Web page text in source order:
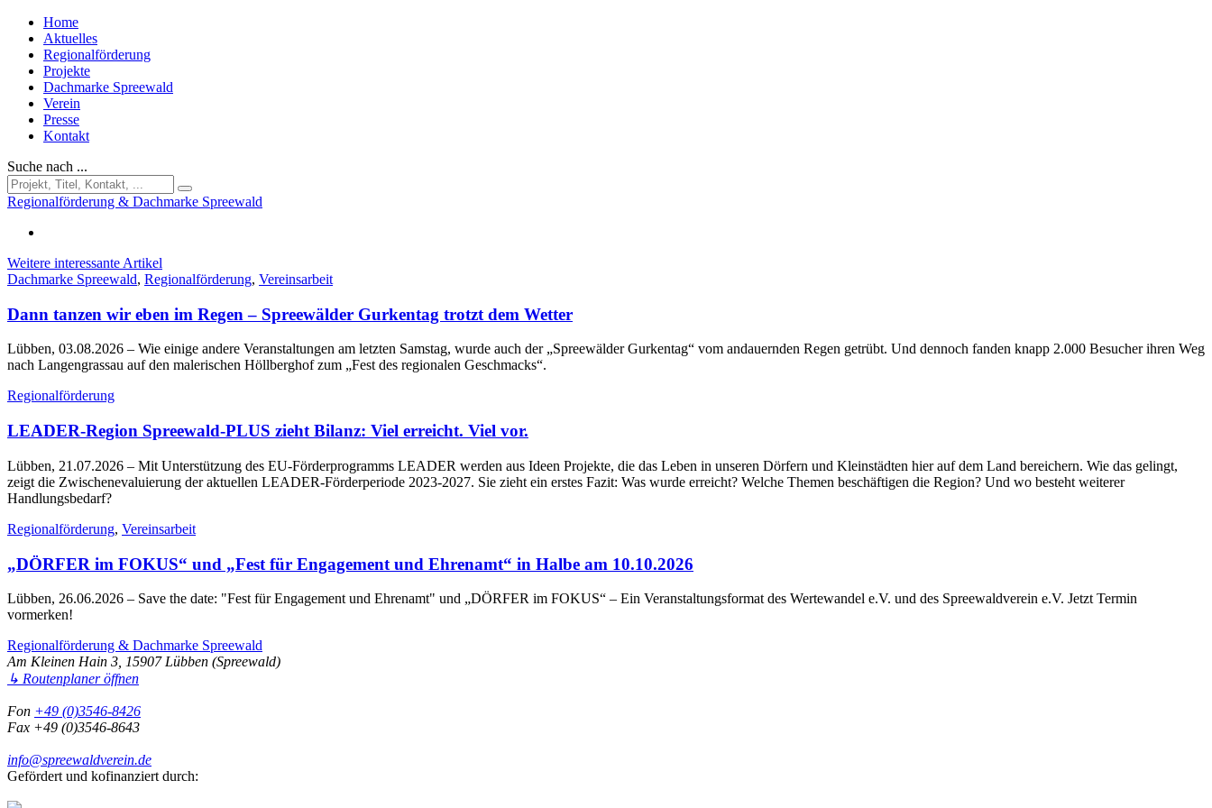
Home
Aktuelles
Regionalförderung
Projekte
Dachmarke Spreewald
Verein
Presse
Kontakt
Suche nach ...
Regionalförderung & Dachmarke Spreewald
Weitere interessante Artikel
Dachmarke Spreewald, Regionalförderung, Vereinsarbeit
Dann tanzen wir eben im Regen – Spreewälder Gurkentag trotzt dem Wetter
Lübben, 03.08.2026 – Wie einige andere Veranstaltungen am letzten Samstag, wurde auch der „Spreewälder Gurkentag“ vom andauernden Regen getrübt. Und dennoch fanden knapp 2.000 Besucher ihren Weg
nach Langengrassau auf den malerischen Höllberghof zum „Fest des regionalen Geschmacks“.
Regionalförderung
LEADER-Region Spreewald-PLUS zieht Bilanz: Viel erreicht. Viel vor.
Lübben, 21.07.2026 – Mit Unterstützung des EU-Förderprogramms LEADER werden aus Ideen Projekte, die das Leben in unseren Dörfern und Kleinstädten hier auf dem Land bereichern. Wie das gelingt,
zeigt die Zwischenevaluierung der aktuellen LEADER-Förderperiode 2023-2027. Sie zieht ein erstes Fazit: Was wurde erreicht? Welche Themen beschäftigen die Region? Und wo besteht weiterer
Handlungsbedarf?
Regionalförderung, Vereinsarbeit
„DÖRFER im FOKUS“ und „Fest für Engagement und Ehrenamt“ in Halbe am 10.10.2026
Lübben, 26.06.2026 – Save the date: "Fest für Engagement und Ehrenamt" und „DÖRFER im FOKUS“ – Ein Veranstaltungsformat des Wertewandel e.V. und des Spreewaldverein e.V. Jetzt Termin
vormerken!
Regionalförderung & Dachmarke Spreewald
Am Kleinen Hain 3, 15907 Lübben (Spreewald)
↳ Routenplaner öffnen
Fon +49 (0)3546-8426
Fax +49 (0)3546-8643
info@spreewaldverein.de
Gefördert und kofinanziert durch: